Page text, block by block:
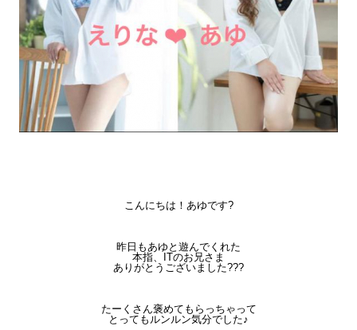
こんにちは！あゆです?
昨日もあゆと遊んでくれた
本指、ITのお兄さま
ありがとうございました???
たーくさん褒めてもらっちゃって
とってもルンルン気分でした♪